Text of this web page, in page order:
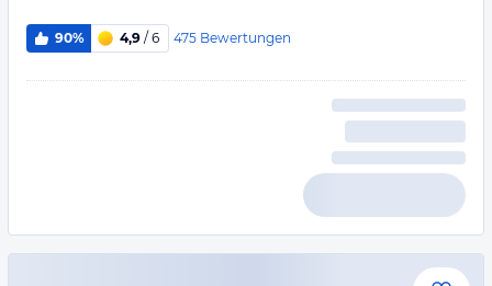
90% 4,9 / 6 475 Bewertungen